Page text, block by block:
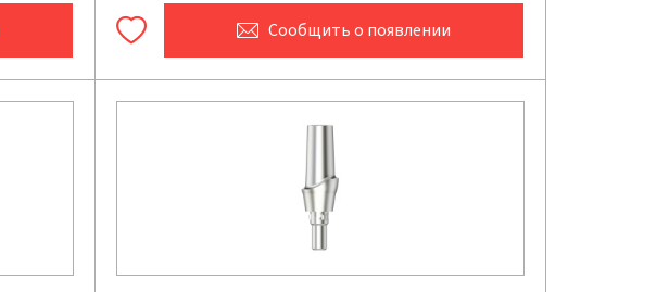
Сообщитьо появлении